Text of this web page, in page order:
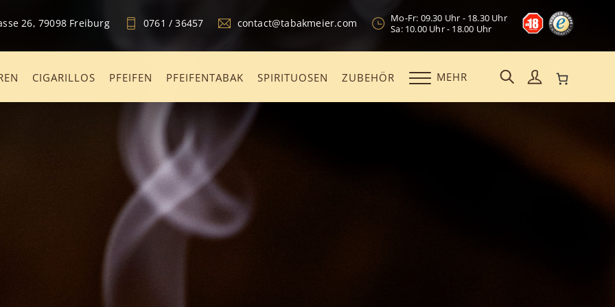
26, 79098 Freiburg 0761 / 36457 contact@tabakmeier.com
Mo-Fr: 09.30 Uhr - 18.30 Uhr
Sa: 10.00 Uhr - 18.00 Uhr
CIGARILLOS PFEIFEN PFEIFENTABAK SPIRITUOSEN ZUBEHÖR MEHR